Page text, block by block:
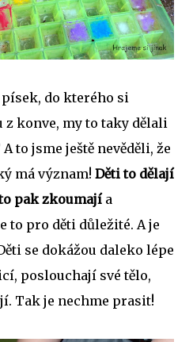
do kterého si
konve, my to taky dělali
to jsme ještě nevěděli, že
má význam! Děti to dělají
pak zkoumajía
to pro děti důležité. A je
se dokážou daleko lépe
poslouchají své tělo,
Tak je nechme prasit!